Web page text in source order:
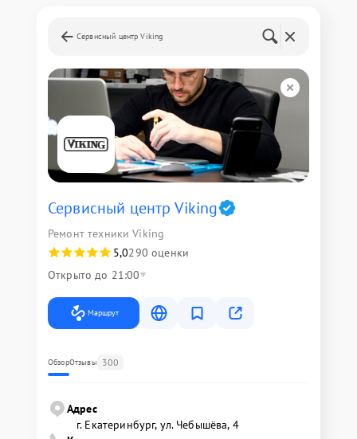
Сервисный центр Viking
Сервисный центр Viking
Ремонт техники Viking
5,0290 оценки
Открыто до 21:00
Маршрут
ОбзорОтзывы 300
Адрес
г. Екатеринбург, ул. Чебышёва, 4